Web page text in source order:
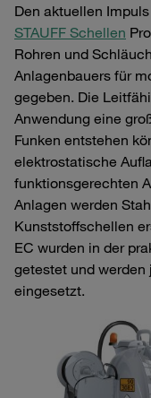
Den aktuellen
STAUFF Schellen
Rohren und
Anlagenbauers für
gegeben. Die
Anwendung eine
Funken entstehen
elektrostatische
funktionsgerechten
Anlagen werden
Kunststoffschellen
EC wurden in der
getestet und
eingesetzt.